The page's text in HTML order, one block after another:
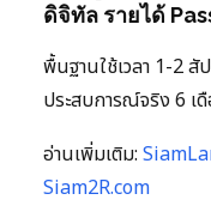
ดิจิทัล รายได้
พื้นฐานใช้เวลา 1-2
ประสบการณ์จริง 6 เ
อ่านเพิ่มเติม:
Siam2R.com